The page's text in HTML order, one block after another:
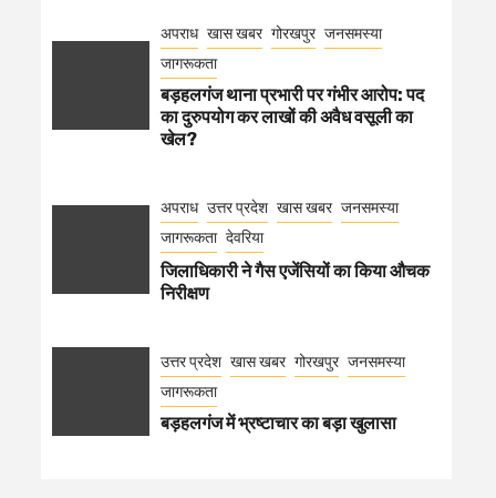
अपराध खास खबर गोरखपुर जनसमस्या
जागरूकता
बड़हलगंज थाना प्रभारी पर गंभीर आरोप: पद
का दुरुपयोग कर लाखों की अवैध वसूली का
खेल?
अपराध उत्तर प्रदेश खास खबर जनसमस्या
जागरूकता देवरिया
जिलाधिकारी ने गैस एजेंसियों का किया औचक
निरीक्षण
उत्तर प्रदेश खास खबर गोरखपुर जनसमस्या
जागरूकता
बड़हलगंज में भ्रष्टाचार का बड़ा खुलासा